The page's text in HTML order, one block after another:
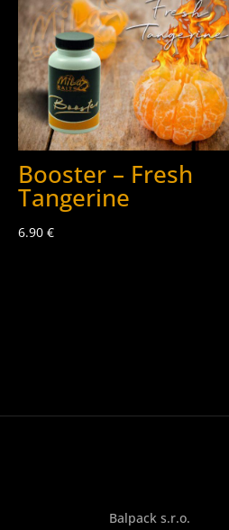
Booster – Fresh
Tangerine
6.90€
Balpack s.r.o.